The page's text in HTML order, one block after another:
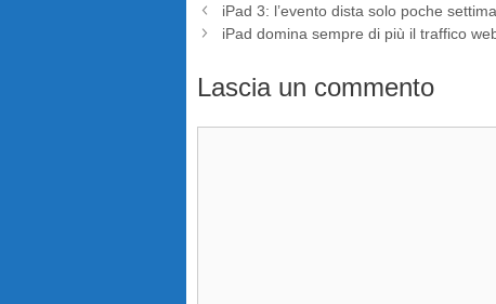
iPad 3: l’evento dista solo poche
iPad domina sempre di più il traffico
Lascia un commento